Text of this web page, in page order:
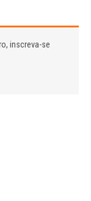
inscreva-se